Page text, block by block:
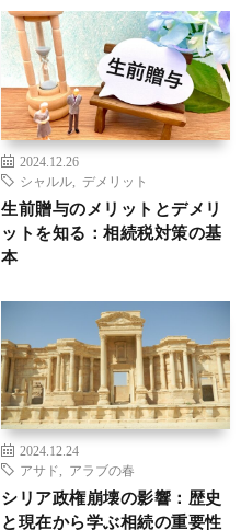
2024.12.26
シャルル
デメリット
生前贈与のメリットとデメリ
ットを知る：相続税対策の基
本
2024.12.24
アサド
アラブの春
シリア政権崩壊の影響：歴史
と現在から学ぶ相続の重要性